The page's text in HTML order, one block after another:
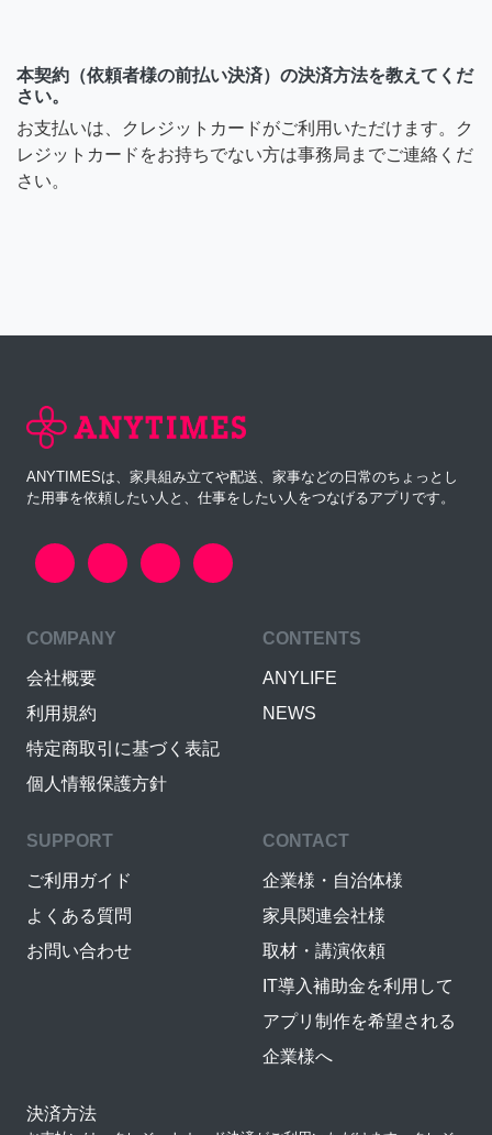
本契約（依頼者様の前払い決済）の決済方法を教えてくだ
さい。
お支払いは、クレジットカードがご利用いただけます。ク
レジットカードをお持ちでない方は事務局までご連絡くだ
さい。
ANYTIMESは、家具組み立てや配送、家事などの日常のちょっとし
た用事を依頼したい人と、仕事をしたい人をつなげるアプリです。
COMPANY
会社概要
利用規約
特定商取引に基づく表記
個人情報保護方針
CONTENTS
ANYLIFE
NEWS
SUPPORT
ご利用ガイド
よくある質問
お問い合わせ
CONTACT
企業様・自治体様
家具関連会社様
取材・講演依頼
IT導入補助金を利用して
アプリ制作を希望される
企業様へ
決済方法